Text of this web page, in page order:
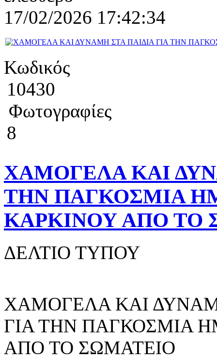
17/02/2026 17:42:34
Κωδικός
10430
Φωτογραφίες
8
ΧΑΜΟΓΕΛΑ ΚΑΙ
ΤΗΝ ΠΑΓΚΟΣΜΙΑ
ΚΑΡΚΙΝΟΥ ΑΠΟ ΤΟ
ΔΕΛΤΙΟ ΤΥΠΟΥ
ΧΑΜΟΓΕΛΑ ΚΑΙ
ΓΙΑ ΤΗΝ ΠΑΓΚΟΣΜΙΑ
ΑΠΟ ΤΟ ΣΩΜΑΤΕΙΟ